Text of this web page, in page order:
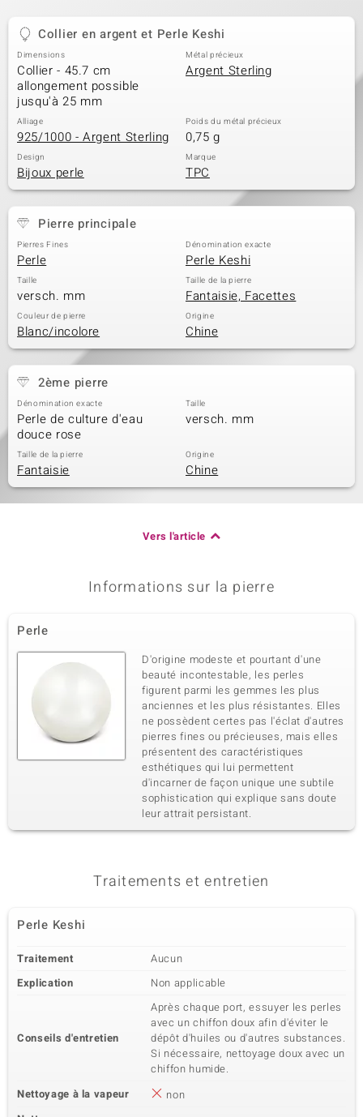
Collier en argent et Perle Keshi
Dimensions
Collier - 45.7 cm
allongement possible
jusqu'à 25 mm
Métal précieux
Argent Sterling
Alliage
925/1000 - Argent Sterling
Poids du métal précieux
0,75 g
Design
Bijoux perle
Marque
TPC
Pierre principale
Pierres Fines
Perle
Dénomination exacte
Perle Keshi
Taille
versch. mm
Taille de la pierre
Fantaisie, Facettes
Couleur de pierre
Blanc/incolore
Origine
Chine
2ème pierre
Dénomination exacte
Perle de culture d'eau
douce rose
Taille
versch. mm
Taille de la pierre
Fantaisie
Origine
Chine
Vers l'article
Informations sur la pierre
Perle
D'origine modeste et pourtant d'une
beauté incontestable, les perles
figurent parmi les gemmes les plus
anciennes et les plus résistantes. Elles
ne possèdent certes pas l'éclat d'autres
pierres fines ou précieuses, mais elles
présentent des caractéristiques
esthétiques qui lui permettent
d'incarner de façon unique une subtile
sophistication qui explique sans doute
leur attrait persistant.
Traitements et entretien
Perle Keshi
Traitement
Aucun
Explication
Non applicable
Conseils d'entretien
Après chaque port, essuyer les perles
avec un chiffon doux afin d'éviter le
dépôt d'huiles ou d'autres substances.
Si nécessaire, nettoyage doux avec un
chiffon humide.
Nettoyage à la vapeur
non